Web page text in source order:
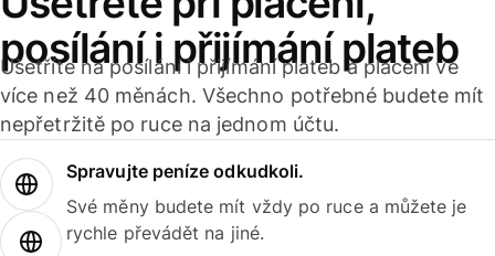
posílání i přijímání plateb
Ušetříte na posílání i přijímání plateb a placení ve
více než 40 měnách. Všechno potřebné budete mít
nepřetržitě po ruce na jednom účtu.
Spravujte peníze odkudkoli.
Své měny budete mít vždy po ruce a můžete je
rychle převádět na jiné.